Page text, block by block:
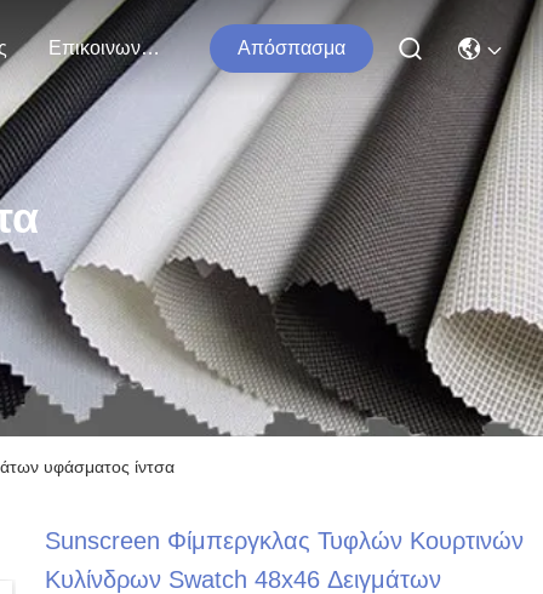
Επικοινωνήστε Μαζί Μας Απόσπασμα
υφάσματος ίντσα
Sunscreen Φίμπεργκλας Τυφλών Κουρτινών
Κυλίνδρων Swatch 48x46 Δειγμάτων